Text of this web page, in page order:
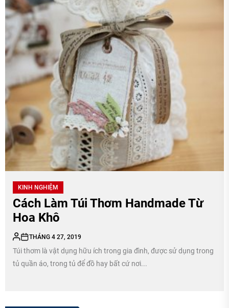
KINH NGHIỆM
Cách Làm Túi Thơm Handmade Từ
Hoa Khô
THÁNG 4 27, 2019
Túi thơm là vật dụng hữu ích trong gia đình, được sử dụng trong
tủ quần áo, trong tủ để đồ hay bất cứ nơi...